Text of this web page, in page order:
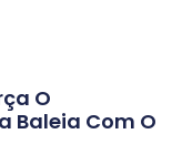
O
Baleia Com O